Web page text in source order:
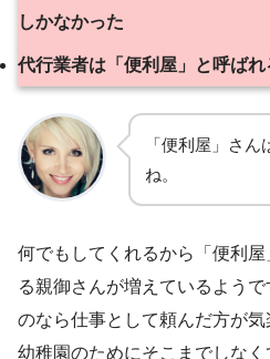
しかなかった
代行業者は「便利屋」と呼ばれ
「便利屋」さ
ね。
何でもしてくれるから「便利
る親御さんが増えているよう
のなら仕事として頼んだ方が
幼稚園のためにそこまでしな